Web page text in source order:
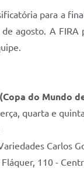
para a
agosto. A
do Mundo
quarta e
Carlos
110 -